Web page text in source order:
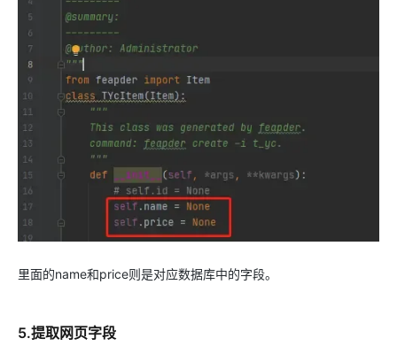
里面的name和price则是对应数据库中的字段。
5.提取网页字段